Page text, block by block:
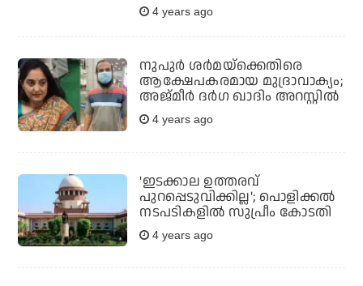
4 years ago
നുപുര്‍ ശര്‍മയ്‌ക്കെതിരെ
ആക്ഷേപകരമായ മുദ്രാവാക്യം;
അജ്മീര്‍ ദര്‍ഗ ഖാദിം അറസ്റ്റില്‍
4 years ago
'ഇടക്കാല ഉത്തരവ്
പുറപ്പെടുവിക്കില്ല'; പൊളിക്കൽ
നടപടികളിൽ സുപ്രീം കോടതി
4 years ago